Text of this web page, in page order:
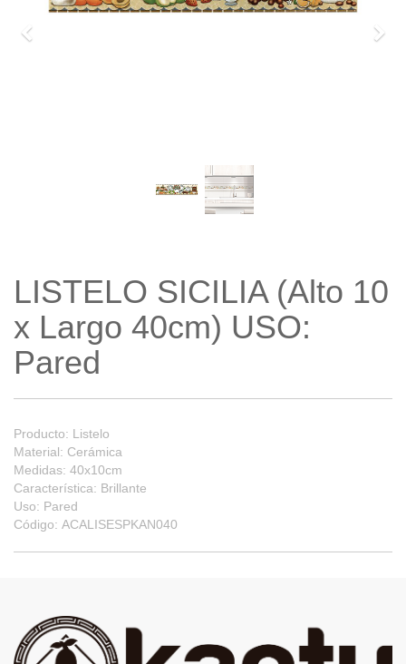
LISTELO SICILIA (Alto 10
x Largo 40cm) USO:
Pared
Producto: Listelo
Material: Cerámica
Medidas: 40x10cm
Característica: Brillante
Uso: Pared
Código: ACALISESPKAN040